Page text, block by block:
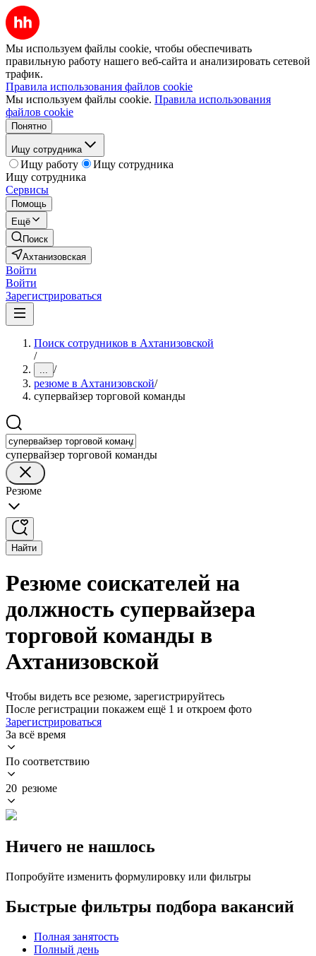
Мы используем файлы cookie, чтобы обеспечивать
правильную работу нашего веб-сайта и анализировать сетевой
трафик.
Правила использования файлов cookie
Мы используем файлы cookie. Правила использования
файлов cookie
Понятно
Ищу сотрудника
Ищу работу
Ищу сотрудника
Ищу сотрудника
Сервисы
Помощь
Ещё
Поиск
Ахтанизовская
Войти
Войти
Зарегистрироваться
Поиск сотрудников в Ахтанизовской
/
... /
резюме в Ахтанизовской/
супервайзер торговой команды
супервайзер торговой команды
Резюме
Найти
Резюме соискателей на
должность супервайзера
торговой команды в
Ахтанизовской
Чтобы видеть все резюме, зарегистрируйтесь
После регистрации покажем ещё 1 и откроем фото
Зарегистрироваться
За всё время
По соответствию
20 резюме
Ничего не нашлось
Попробуйте изменить формулировку или фильтры
Быстрые фильтры подбора вакансий
Полная занятость
Полный день